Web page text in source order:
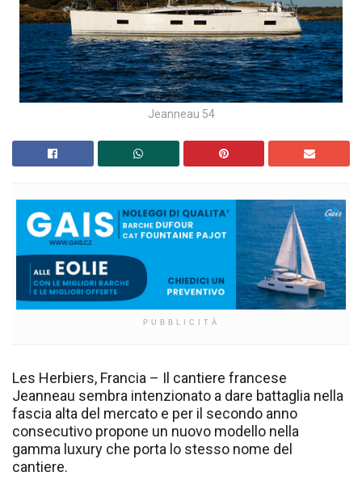
Jeanneau 54
PUBBLICITÀ
Les Herbiers, Francia – Il cantiere francese
Jeanneau sembra intenzionato a dare battaglia nella
fascia alta del mercato e per il secondo anno
consecutivo propone un nuovo modello nella
gamma luxury che porta lo stesso nome del
cantiere.